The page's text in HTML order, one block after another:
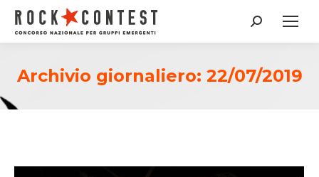
Cerca:
Archivio giornaliero: 22/07/2019